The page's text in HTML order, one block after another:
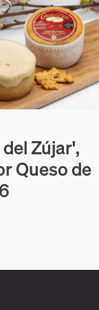
Zújar',
Queso de